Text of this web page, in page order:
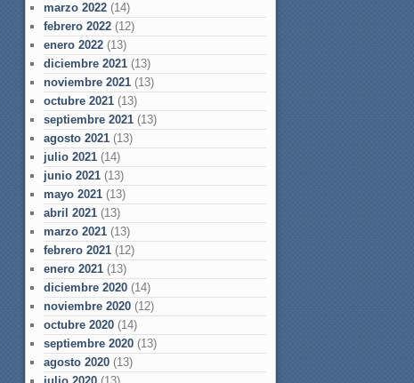
marzo 2022 (14)
febrero 2022 (12)
enero 2022 (13)
diciembre 2021 (13)
noviembre 2021 (13)
octubre 2021 (13)
septiembre 2021 (13)
agosto 2021 (13)
julio 2021 (14)
junio 2021 (13)
mayo 2021 (13)
abril 2021 (13)
marzo 2021 (13)
febrero 2021 (12)
enero 2021 (13)
diciembre 2020 (14)
noviembre 2020 (12)
octubre 2020 (14)
septiembre 2020 (13)
agosto 2020 (13)